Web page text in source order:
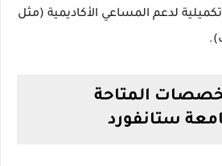
لدعم المساعي الأكاديمية (مثل
المتاحة
ستانفورد